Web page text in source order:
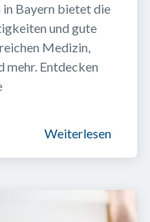
Bayern bietet die
und gute
Medizin,
mehr. Entdecken
Weiterlesen